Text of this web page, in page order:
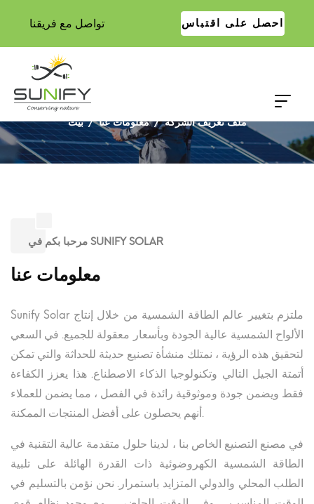
تواصل مع فريقنا احصل على اقتباس
ملف تعريف الشركة
بيت معلومات عنا ملف تعريف الشركة
مرحبا بكم في SUNIFY SOLAR
معلومات عنا
Sunify Solar ملتزم بتغيير عالم الطاقة الشمسية من خلال إنتاج
الألواح الشمسية عالية الجودة وبأسعار معقولة للجميع. في السعي
لتحقيق هذه الرؤية ، نمتلك منشأة تصنيع حديثة للحداثة والتي تمكن
أتمتة الجيل التالي وتكنولوجيا الذكاء الاصطناع. هذا يعزز الكفاءة
فقط ويضمن جودة وموثوقية رائدة في الفصل ، مما يضمن للعملاء
أنهم يحصلون على أفضل المنتجات الممكنة.
في مصنع التصنيع الخاص بنا ، لدينا حلول متقدمة عالية التقنية في
الطاقة الشمسية الكهروضوئية ذات القدرة الهائلة على تلبية
الطلب المحلي والدولي المتزايد باستمرار. نحن نؤمن بالتسليم في